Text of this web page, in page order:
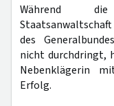
Während
des
nicht durchdringt,
Nebenklägerin
Erfolg.